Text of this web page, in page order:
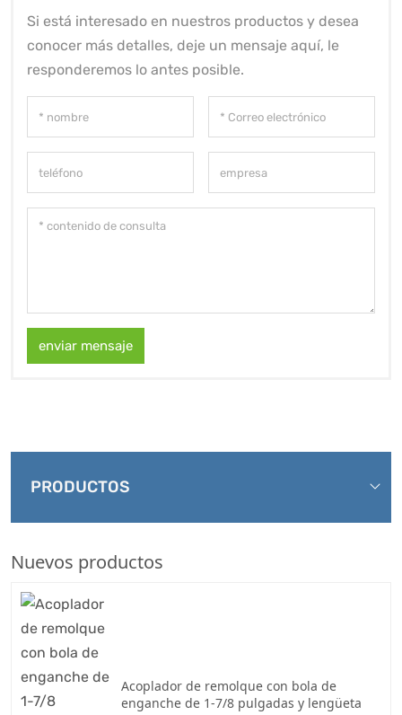
Si está interesado en nuestros productos y desea
conocer más detalles, deje un mensaje aquí, le
responderemos lo antes posible.
enviar mensaje
PRODUCTOS
Nuevos productos
Acoplador de remolque con bola de
enganche de 1-7/8 pulgadas y lengüeta